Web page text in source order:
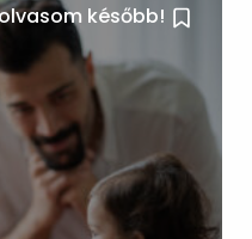
később!